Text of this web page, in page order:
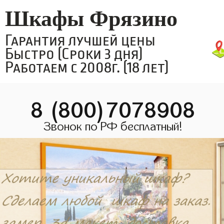
Шкафы Фрязино
Гарантия лучшей цены
Быстро (Сроки 3 дня)
Работаем с 2008г. (18 лет)
8 (800)7078908
Звонок по РФ бесплатный!